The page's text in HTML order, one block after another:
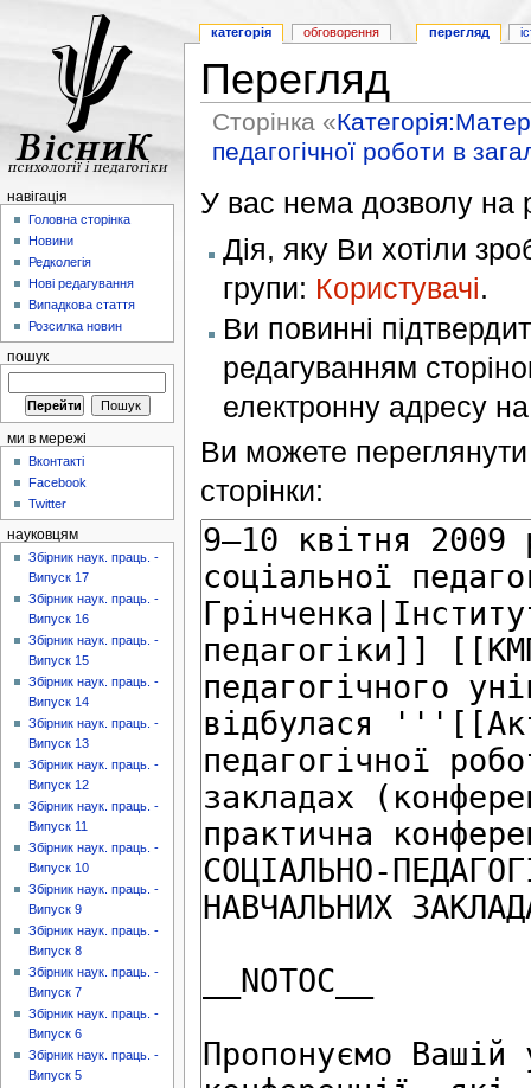
Перегляд
Сторінка «
педагогічної роботи в
У вас нема дозволу на
Дія, яку Ви хотіли
групи: Користувачі.
Ви повинні
редагуванням
електронну адресу
Ви можете переглянути
сторінки:
категорія обговорення перегляд
навігація
Головна сторінка
Новини
Редколегія
Нові редагування
Випадкова стаття
Розсилка новин
пошук
ми в мережі
Вконтакті
Facebook
Twitter
науковцям
Збірник наук. праць. -
Випуск 17
Збірник наук. праць. -
Випуск 16
Збірник наук. праць. -
Випуск 15
Збірник наук. праць. -
Випуск 14
Збірник наук. праць. -
Випуск 13
Збірник наук. праць. -
Випуск 12
Збірник наук. праць. -
Випуск 11
Збірник наук. праць. -
Випуск 10
Збірник наук. праць. -
Випуск 9
Збірник наук. праць. -
Випуск 8
Збірник наук. праць. -
Випуск 7
Збірник наук. праць. -
Випуск 6
Збірник наук. праць. -
Випуск 5